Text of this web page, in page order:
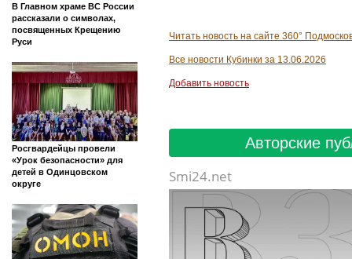
В Главном храме ВС России
рассказали о символах,
посвященных Крещению
Руси
Росгвардейцы провели
«Урок безопасности» для
детей в Одинцовском
округе
Читать новость на сайте 360°
Все новости Кубинки за 13.06.2026
Добавить новость
Авторские
Smi24.net